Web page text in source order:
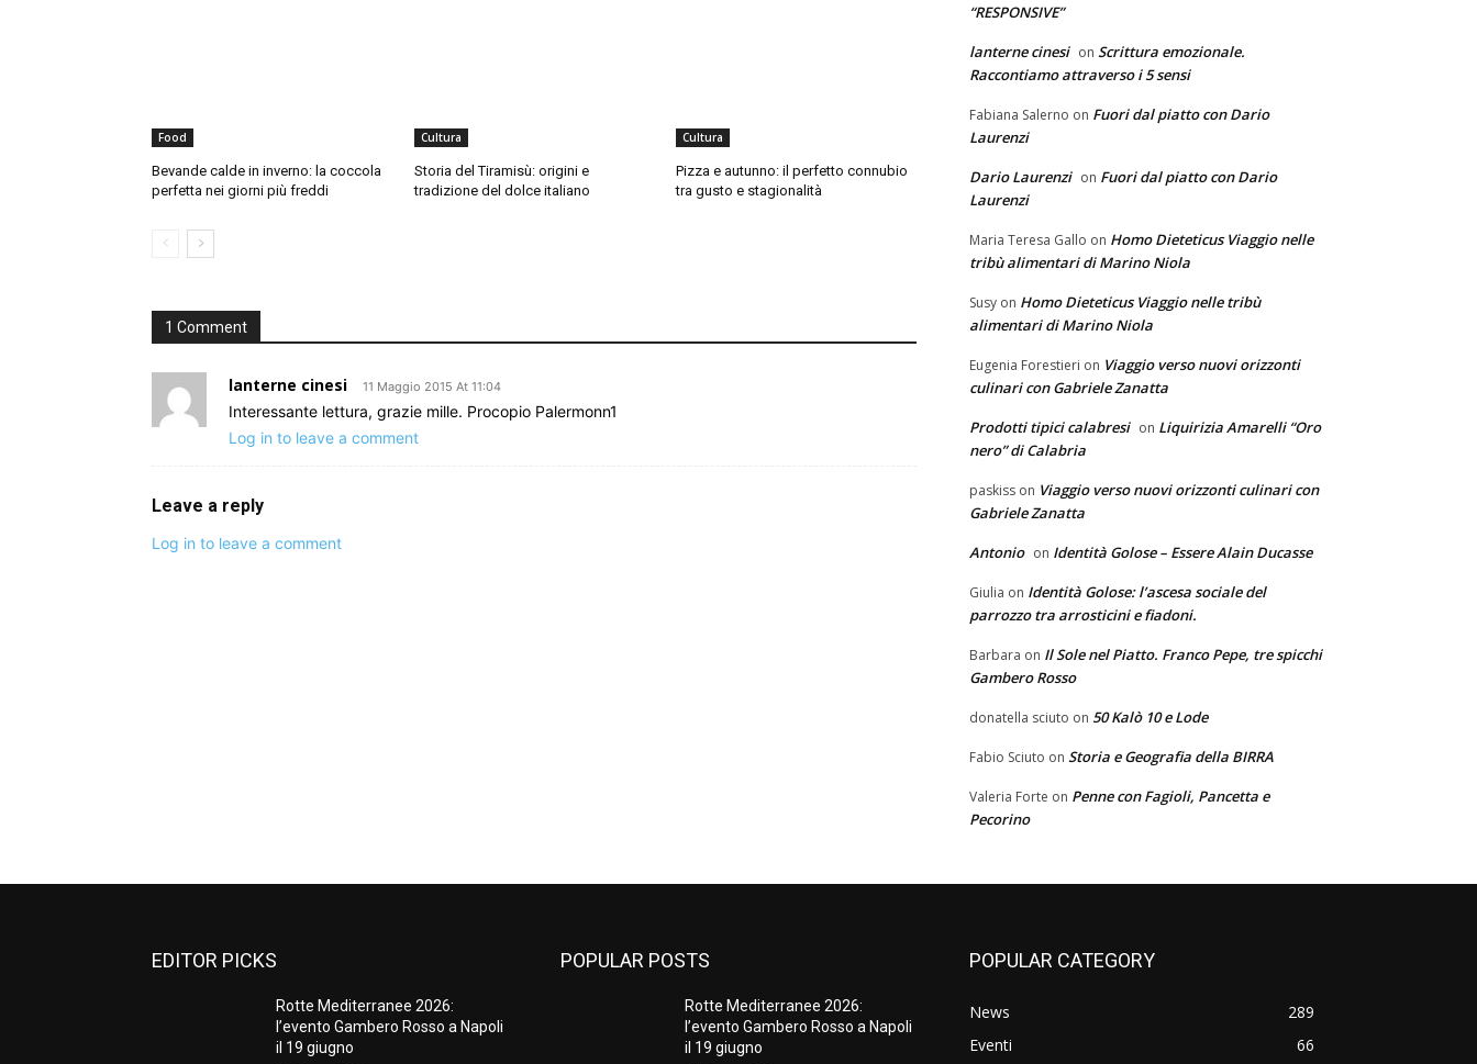
Food
Bevande calde in inverno: la coccola
perfetta nei giorni più freddi
Cultura
Storia del Tiramisù: origini e
tradizione del dolce italiano
Cultura
Pizza e autunno: il perfetto connubio
tra gusto e stagionalità
1 Comment
lanterne cinesi 11 Maggio 2015 At 11:04
Interessante lettura, grazie mille. Procopio Palermonn1
Log in to leave a comment
Leave a reply
Log in to leave a comment
“RESPONSIVE”
lanterne cinesi on Scrittura emozionale.
Raccontiamo attraverso i 5 sensi
Fabiana Salerno on Fuori dal piatto con Dario
Laurenzi
Dario Laurenzi on Fuori dal piatto con Dario
Laurenzi
Maria Teresa Gallo on Homo Dieteticus Viaggio nelle
tribù alimentari di Marino Niola
Susy on Homo Dieteticus Viaggio nelle tribù
alimentari di Marino Niola
Eugenia Forestieri on Viaggio verso nuovi orizzonti
culinari con Gabriele Zanatta
Prodotti tipici calabresi on Liquirizia Amarelli “Oro
nero” di Calabria
paskiss on Viaggio verso nuovi orizzonti culinari con
Gabriele Zanatta
Antonio on Identità Golose – Essere Alain Ducasse
Giulia on Identità Golose: l’ascesa sociale del
parrozzo tra arrosticini e fiadoni.
Barbara on Il Sole nel Piatto. Franco Pepe, tre spicchi
Gambero Rosso
donatella sciuto on 50 Kalò 10 e Lode
Fabio Sciuto on Storia e Geografia della BIRRA
Valeria Forte on Penne con Fagioli, Pancetta e
Pecorino
EDITOR PICKS
Rotte Mediterranee 2026:
l’evento Gambero Rosso a Napoli
il 19 giugno
POPULAR POSTS
Rotte Mediterranee 2026:
l’evento Gambero Rosso a Napoli
il 19 giugno
POPULAR CATEGORY
News
289
Eventi
66